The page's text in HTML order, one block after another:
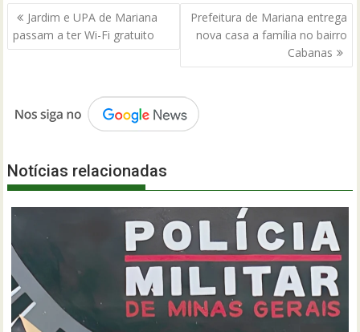
Navegação
de
Post
Jardim e UPA de Mariana
passam a ter Wi-Fi gratuito
Prefeitura de Mariana entrega
nova casa a família no bairro
Cabanas
Notícias relacionadas